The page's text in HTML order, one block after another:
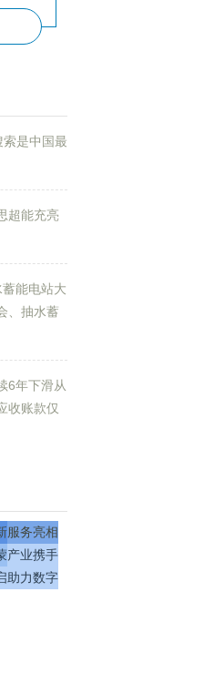
是中国最
超能充亮
能电站大
、抽水蓄
6年下滑从
收账款仅
服务亮相
产业携手
助力数字